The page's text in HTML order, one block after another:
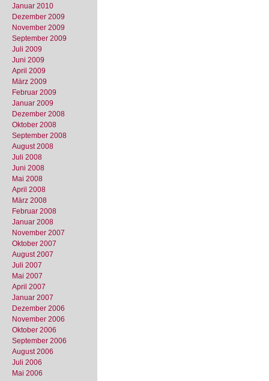
Januar 2010
Dezember 2009
November 2009
September 2009
Juli 2009
Juni 2009
April 2009
März 2009
Februar 2009
Januar 2009
Dezember 2008
Oktober 2008
September 2008
August 2008
Juli 2008
Juni 2008
Mai 2008
April 2008
März 2008
Februar 2008
Januar 2008
November 2007
Oktober 2007
August 2007
Juli 2007
Mai 2007
April 2007
Januar 2007
Dezember 2006
November 2006
Oktober 2006
September 2006
August 2006
Juli 2006
Mai 2006